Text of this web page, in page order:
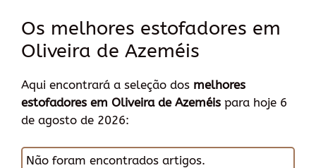
Os melhores estofadores em
Oliveira de Azeméis
Aqui encontrará a seleção dos melhores
estofadores em Oliveira de Azeméis para hoje 6
de agosto de 2026:
Não foram encontrados artigos.